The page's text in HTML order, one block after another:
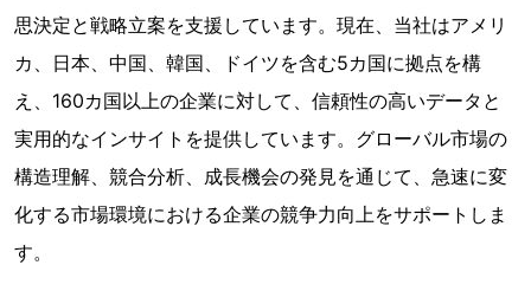
思決定と戦略立案を支援しています。現在、当社はアメリ
カ、日本、中国、韓国、ドイツを含む5カ国に拠点を構
え、160カ国以上の企業に対して、信頼性の高いデータと
実用的なインサイトを提供しています。グローバル市場の
構造理解、競合分析、成長機会の発見を通じて、急速に変
化する市場環境における企業の競争力向上をサポートしま
す。